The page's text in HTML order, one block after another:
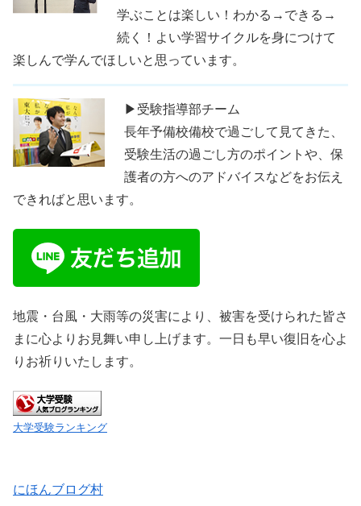
学ぶことは楽しい！わかる→できる→
続く！よい学習サイクルを身につけて
楽しんで学んでほしいと思っています。
▶受験指導部チーム
長年予備校備校で過ごして見てきた、
受験生活の過ごし方のポイントや、保
護者の方へのアドバイスなどをお伝え
できればと思います。
地震・台風・大雨等の災害により、被害を受けられた皆さ
まに心よりお見舞い申し上げます。一日も早い復旧を心よ
りお祈りいたします。
大学受験ランキング
にほんブログ村